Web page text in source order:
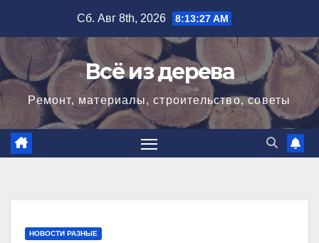
содержимому
Сб. Авг 8th, 2026 8:13:28 AM
Всё из дерева
Ремонт, материалы, строительство, советы
НОВОСТИ РАЗНЫЕ